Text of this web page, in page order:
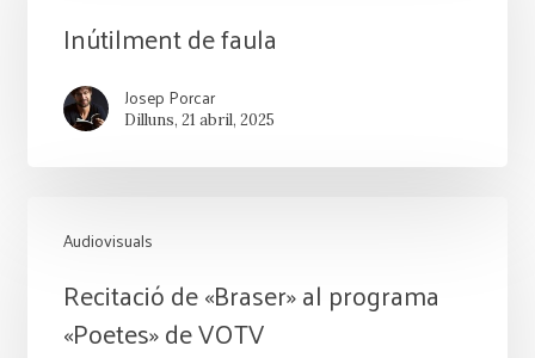
Inútilment
faula
Inútilment de faula
Josep Porcar
Dilluns, 21 abril, 2025
Audiovisuals
Recitació
Recitació de «Braser» al programa
«Poetes» de VOTV